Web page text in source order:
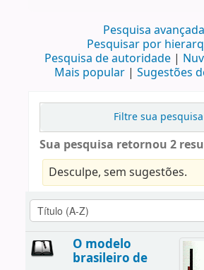
Pesquisa avançada
Pesquisar por
Pesquisa de autoridade
Mais popular
Sugestões
Filtre sua pesquisa
Sua pesquisa retornou 2
Desculpe, sem sugestões.
O modelo
brasileiro de